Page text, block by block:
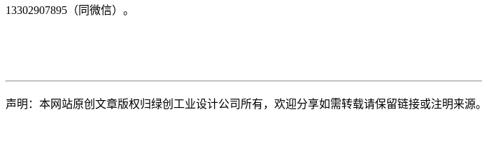
13302907895（同微信）。
声明：本网站原创文章版权归绿创工业设计公司所有，欢迎分享如需转载请保留链接或注明来源。